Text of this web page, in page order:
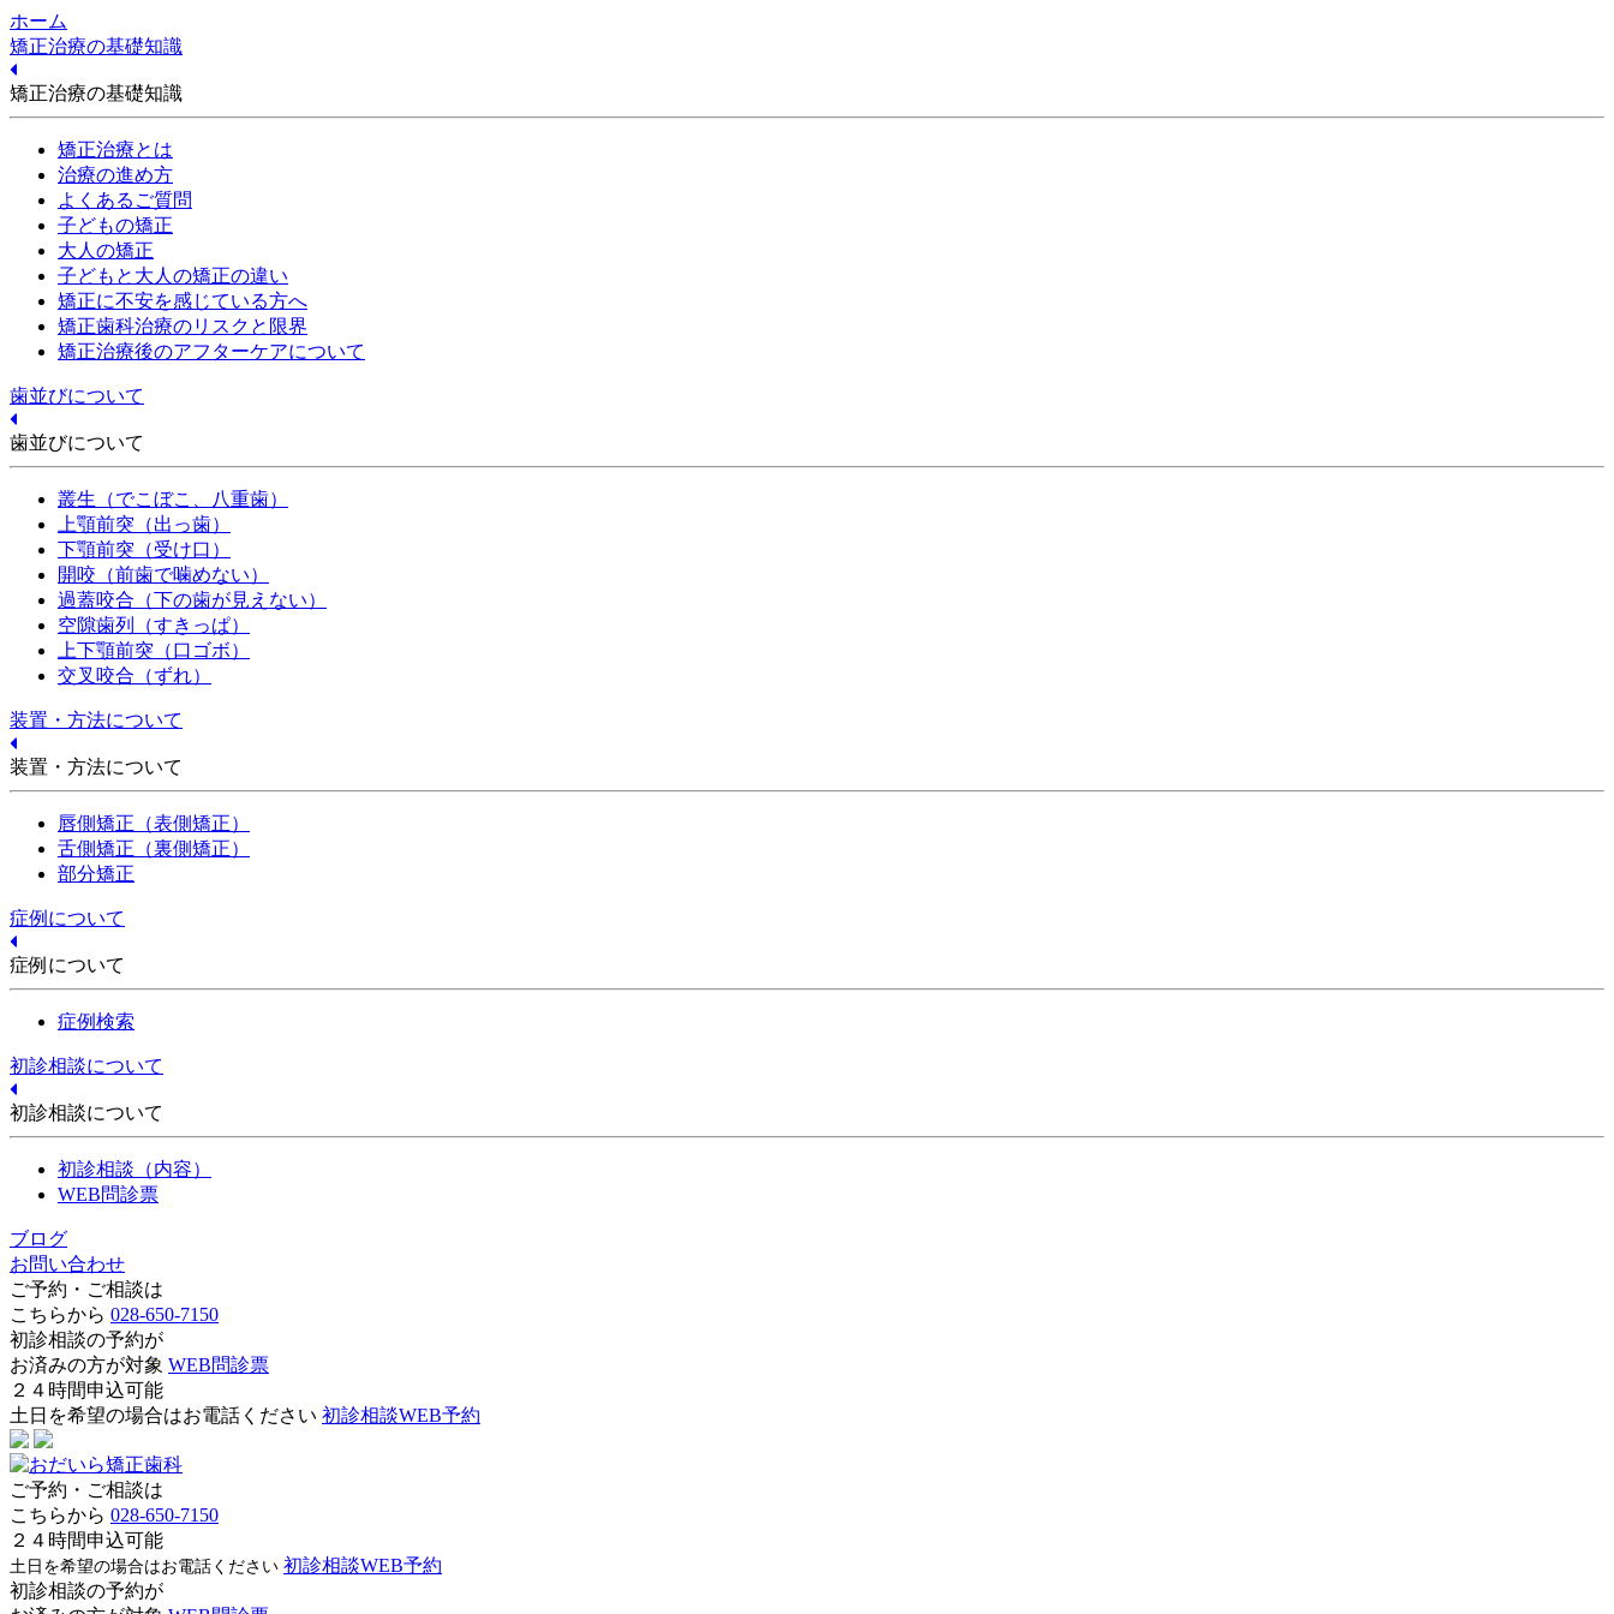
ホーム
矯正治療の基礎知識
矯正治療の基礎知識
矯正治療とは
治療の進め方
よくあるご質問
子どもの矯正
大人の矯正
子どもと大人の矯正の違い
矯正に不安を感じている方へ
矯正歯科治療のリスクと限界
矯正治療後のアフターケアについて
歯並びについて
歯並びについて
叢生（でこぼこ、八重歯）
上顎前突（出っ歯）
下顎前突（受け口）
開咬（前歯で噛めない）
過蓋咬合（下の歯が見えない）
空隙歯列（すきっぱ）
上下顎前突（口ゴボ）
交叉咬合（ずれ）
装置・方法について
装置・方法について
唇側矯正（表側矯正）
舌側矯正（裏側矯正）
部分矯正
症例について
症例について
症例検索
初診相談について
初診相談について
初診相談（内容）
WEB問診票
ブログ
お問い合わせ
ご予約・ご相談は
こちらから 028-650-7150
初診相談の予約が
お済みの方が対象 WEB問診票
２４時間申込可能
土日を希望の場合はお電話ください 初診相談WEB予約
ご予約・ご相談は
こちらから 028-650-7150
２４時間申込可能
土日を希望の場合はお電話ください 初診相談WEB予約
初診相談の予約が